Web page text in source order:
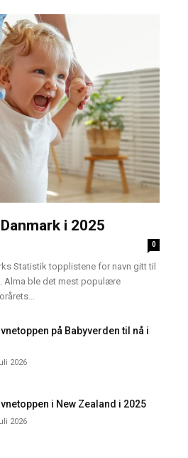
i 2025
0
Statistik topplistene for navn gitt til
Alma ble det mest populære
på Babyverden til nå i
2026
i New Zealand i 2025
2026